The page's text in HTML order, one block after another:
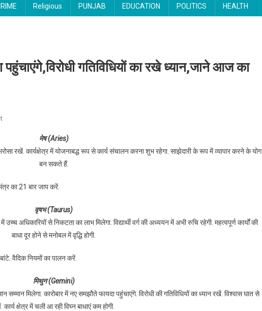
Religious PUNJAB EDUCATION POLITICS HEALTH
गतिविधियों का रखे ध्यान,जाने आज का
मेष (Aries)
रखें. कार्यक्षेत्र में योजनाबद्ध रूप से कार्य संचालन करना शुभ रहेगा. साझेदारी के रूप में व्यापार करने के योग
बन सकते हैं.
का 21 बार जाप करें.
वृषभ (Taurus)
अधिकारियों से निकटता का लाभ मिलेगा. विद्यार्थी वर्ग की अध्ययन में अभी रुचि रहेगी. महत्वपूर्ण कार्यों की
बाधा दूर होने से मनोबल में वृद्धि होगी.
वैदिक नियमों का पालन करें.
मिथुन (Gemini)
मिलेगा. कारोबार में नए समझौते फायदा पहुंचाएंगे. विरोधी की गतिविधियों का ध्यान रखें. विश्वास घात से
कार्य क्षेत्र में चली आ रही विघ्न बाधाएं कम होगी.